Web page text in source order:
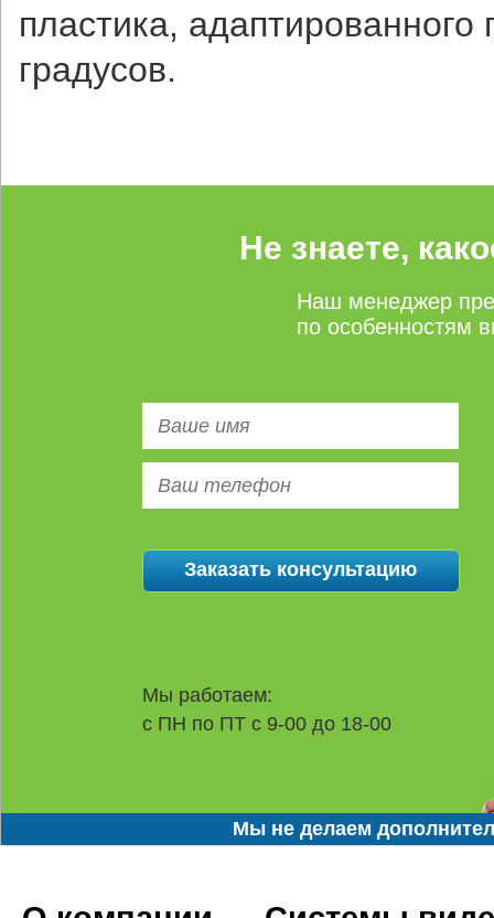
пластика,
градусов.
Не знаете,
Наш менеджер
по особенностям
Мы работаем:
с ПН по ПТ с 9-00 до 18-00
Мы не делаем